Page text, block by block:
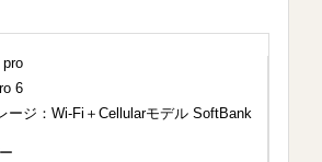
6
ージ：Wi-Fi＋Cellularモデル SoftBank